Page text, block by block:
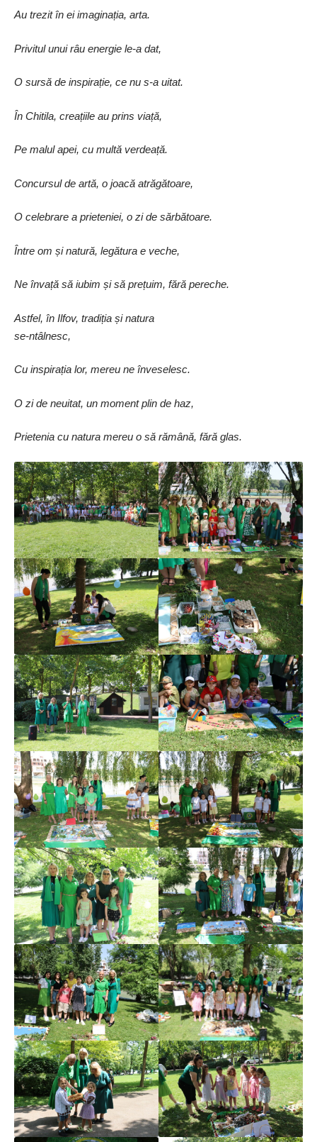
Au trezit în ei imaginația, arta.
Privitul unui râu energie le-a dat,
O sursă de inspirație, ce nu s-a uitat.
În Chitila, creațiile au prins viață,
Pe malul apei, cu multă verdeață.
Concursul de artă, o joacă atrăgătoare,
O celebrare a prieteniei, o zi de sărbătoare.
Între om și natură, legătura e veche,
Ne învață să iubim și să prețuim, fără pereche.
Astfel, în Ilfov, tradiția și natura ­
se-ntâlnesc,
Cu inspirația lor, mereu ne înveselesc.
O zi de neuitat, un moment plin de haz,
Prietenia cu natura mereu o să rămână, fără glas.